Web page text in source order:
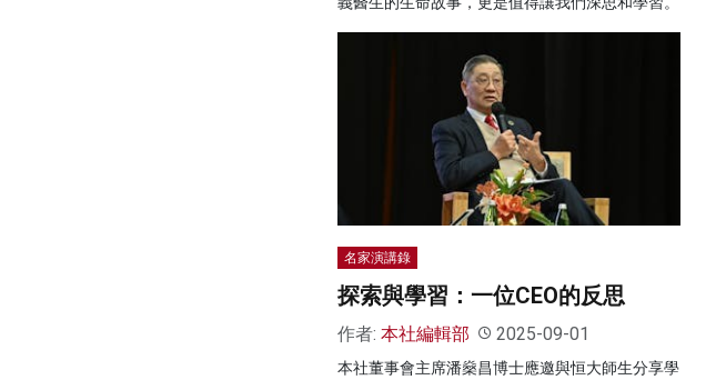
名家演講錄
探索與學習：一位CEO的反思
作者: 本社編輯部 2025-09-01
本社董事會主席潘燊昌博士應邀與恒大師生分享學